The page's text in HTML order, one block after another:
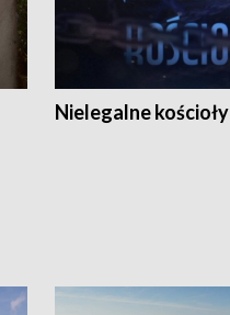
Nielegalne kościoły